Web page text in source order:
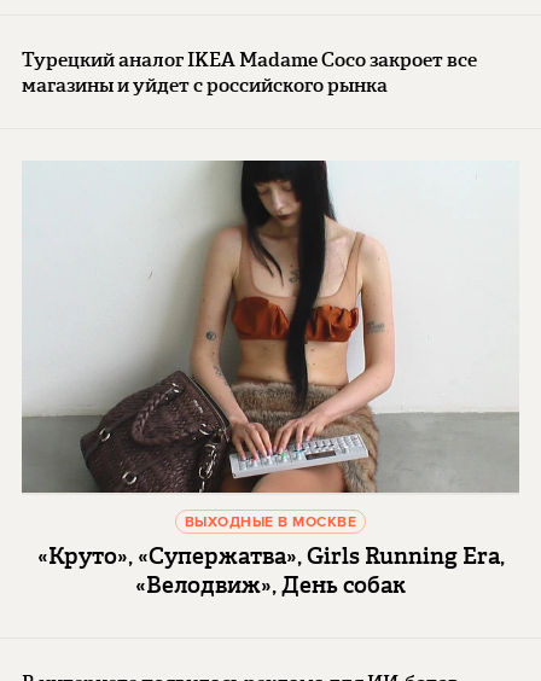
Турецкий аналог IKEA Madame Coco закроет все
магазины и уйдет с российского рынка
ВЫХОДНЫЕ В МОСКВЕ
«Круто», «Супержатва», Girls Running Era,
«Велодвиж», День собак